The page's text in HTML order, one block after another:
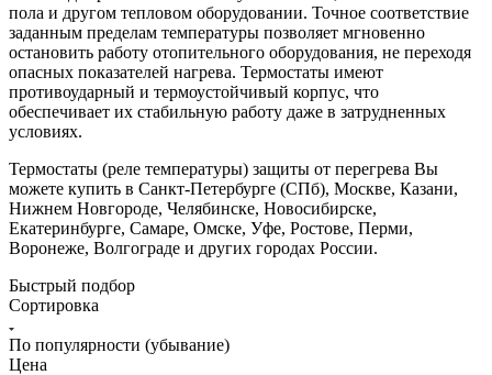
пола и другом тепловом оборудовании. Точное соответствие
заданным пределам температуры позволяет мгновенно
остановить работу отопительного оборудования, не переходя
опасных показателей нагрева. Термостаты имеют
противоударный и термоустойчивый корпус, что
обеспечивает их стабильную работу даже в затрудненных
условиях.
Термостаты (реле температуры) защиты от перегрева Вы
можете купить в Санкт-Петербурге (СПб), Москве, Казани,
Нижнем Новгороде, Челябинске, Новосибирске,
Екатеринбурге, Самаре, Омске, Уфе, Ростове, Перми,
Воронеже, Волгограде и других городах России.
Быстрый подбор
Сортировка
По популярности (убывание)
Цена